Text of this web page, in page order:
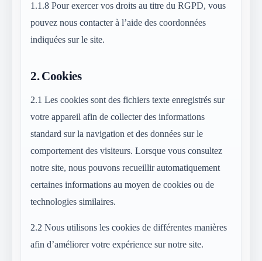
1.1.8 Pour exercer vos droits au titre du RGPD, vous
pouvez nous contacter à l’aide des coordonnées
indiquées sur le site.
2.Cookies
2.1 Les cookies sont des fichiers texte enregistrés sur
votre appareil afin de collecter des informations
standard sur la navigation et des données sur le
comportement des visiteurs. Lorsque vous consultez
notre site, nous pouvons recueillir automatiquement
certaines informations au moyen de cookies ou de
technologies similaires.
2.2 Nous utilisons les cookies de différentes manières
afin d’améliorer votre expérience sur notre site.